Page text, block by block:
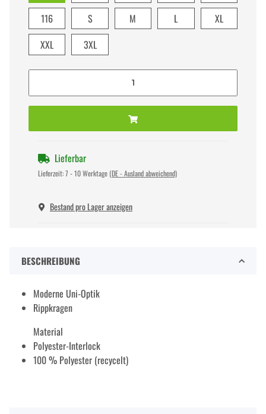
116
S M L
XL
XXL
3XL
Lieferbar
Lieferzeit:7 - 10 Werktage (DE - Ausland abweichend)
Bestand pro Lager anzeigen
BESCHREIBUNG
Moderne Uni-Optik
Rippkragen
Material
Polyester-Interlock
100 % Polyester (recycelt)